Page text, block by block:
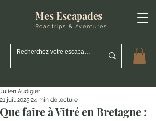
Mes Escapades
Roadtrips & Aventures
Que faire à Vitré en Bretagne :
Julien Audigier
21 juil. 2025 24 min de lecture